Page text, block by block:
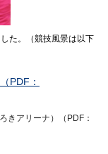
た。（競技風景は以下
PDF：
きアリーナ）（PDF：